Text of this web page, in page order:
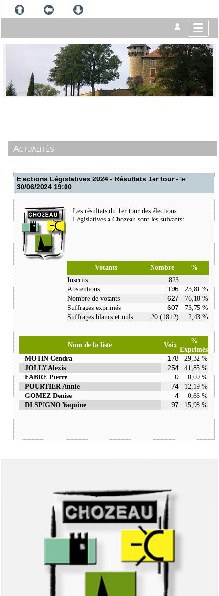
Actualités
Elections Législatives 2024 - Résultats 1er tour - le
30/06/2024 19:00
Les résultats du 1er tour des élections
Législatives à Chozeau sont les suivants:
Votants Nombre
%
Inscrits
823
Abstentions
196
23,81 %
Nombre de votants
627
76,18 %
Suffrages exprimés
607
73,75 %
Suffrages blancs et nuls
20 (18+2) 2,43 %
Nom de la liste Voix
%
Exprimés
MOTIN Cendra
178
29,32 %
JOLLY Alexis
254
41,85 %
FABRE Pierre
0
0,00 %
POURTIER Annie
74
12,19 %
GOMEZ Denise
4
0,66 %
DI SPIGNO Yaquine
97 15,98 %